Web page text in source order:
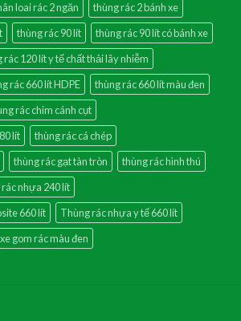
loai rác 2 ngăn
thùng rác 2 bánh xe
thùng rác 90 lít
thùng rác 90 lít có bánh xe
rác 120 lít y tế chất thải lây nhiễm
rác 660 lít HDPE
thùng rác 660 lít màu đen
rác chim cánh cụt
lít
thùng rác cá chép
thùng rác gạt tàn tròn
thùng rác hình thú
nhựa 240 lít
660 lít
Thùng rác nhựa y tế 660 lít
xe gom rác màu đen